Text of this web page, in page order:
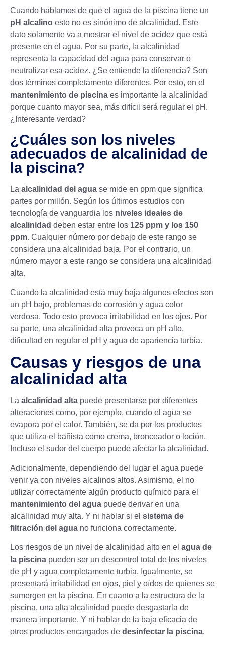
Cuando hablamos de que el agua de la piscina tiene un
pH alcalino esto no es sinónimo de alcalinidad. Este
dato solamente va a mostrar el nivel de acidez que está
presente en el agua. Por su parte, la alcalinidad
representa la capacidad del agua para conservar o
neutralizar esa acidez. ¿Se entiende la diferencia? Son
dos términos completamente diferentes. Por esto, en el
mantenimiento de piscina es importante la alcalinidad
porque cuanto mayor sea, más difícil será regular el pH.
¿Interesante verdad?
¿Cuáles son los niveles
adecuados de alcalinidad de
la piscina?
La alcalinidad del agua se mide en ppm que significa
partes por millón. Según los últimos estudios con
tecnología de vanguardia los niveles ideales de
alcalinidad deben estar entre los 125 ppm y los 150
ppm. Cualquier número por debajo de este rango se
considera una alcalinidad baja. Por el contrario, un
número mayor a este rango se considera una alcalinidad
alta.
Cuando la alcalinidad está muy baja algunos efectos son
un pH bajo, problemas de corrosión y agua color
verdosa. Todo esto provoca irritabilidad en los ojos. Por
su parte, una alcalinidad alta provoca un pH alto,
dificultad en regular el pH y agua de apariencia turbia.
Causas y riesgos de una
alcalinidad alta
La alcalinidad alta puede presentarse por diferentes
alteraciones como, por ejemplo, cuando el agua se
evapora por el calor. También, se da por los productos
que utiliza el bañista como crema, bronceador o loción.
Incluso el sudor del cuerpo puede afectar la alcalinidad.
Adicionalmente, dependiendo del lugar el agua puede
venir ya con niveles alcalinos altos. Asimismo, el no
utilizar correctamente algún producto químico para el
mantenimiento del agua puede derivar en una
alcalinidad muy alta. Y ni hablar si el sistema de
filtración del agua no funciona correctamente.
Los riesgos de un nivel de alcalinidad alto en el agua de
la piscina pueden ser un descontrol total de los niveles
de pH y agua completamente turbia. Igualmente, se
presentará irritabilidad en ojos, piel y oídos de quienes se
sumergen en la piscina. En cuanto a la estructura de la
piscina, una alta alcalinidad puede desgastarla de
manera importante. Y ni hablar de la baja eficacia de
otros productos encargados de desinfectar la piscina.